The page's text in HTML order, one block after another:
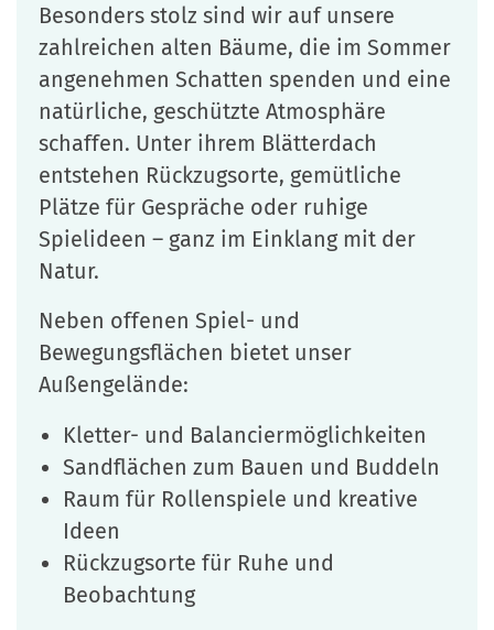
Besonders stolz sind wir auf unsere
zahlreichen alten Bäume, die im Sommer
angenehmen Schatten spenden und eine
natürliche, geschützte Atmosphäre
schaffen. Unter ihrem Blätterdach
entstehen Rückzugsorte, gemütliche
Plätze für Gespräche oder ruhige
Spielideen – ganz im Einklang mit der
Natur.
Neben offenen Spiel- und
Bewegungsflächen bietet unser
Außengelände:
Kletter- und Balanciermöglichkeiten
Sandflächen zum Bauen und Buddeln
Raum für Rollenspiele und kreative
Ideen
Rückzugsorte für Ruhe und
Beobachtung